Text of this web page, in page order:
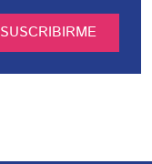
SUSCRIBIRME